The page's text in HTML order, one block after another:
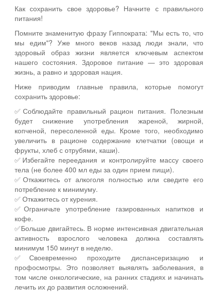
Как сохранить свое здоровье? Начните с правильного
питания!
Помните знаменитую фразу Гиппократа: "Мы есть то, что
мы едим"? Уже много веков назад люди знали, что
здоровый образ жизни является ключевым аспектом
нашего состояния. Здоровое питание — это здоровая
жизнь, а равно и здоровая нация.
Ниже приводим главные правила, которые помогут
сохранить здоровье:
✅Соблюдайте правильный рацион питания. Полезным
будет снижение употребления жареной, жирной,
копченой, пересоленной еды. Кроме того, необходимо
увеличить в рационе содержание клетчатки (овощи и
фрукты, хлеб с отрубями, каши).
✅Избегайте переедания и контролируйте массу своего
тела (не более 400 мл еды за один прием пищи).
✅Откажитесь от алкоголя полностью или сведите его
потребление к минимуму.
✅ Откажитесь от курения.
✅Ограничьте употребление газированных напитков и
кофе.
✅Больше двигайтесь. В норме интенсивная двигательная
активность взрослого человека должна составлять
минимум 150 минут в неделю.
✅Своевременно проходите диспансеризацию и
профосмотры. Это позволяет выявлять заболевания, в
том числе онкологические, на ранних стадиях и начинать
лечить их до развития осложнений.